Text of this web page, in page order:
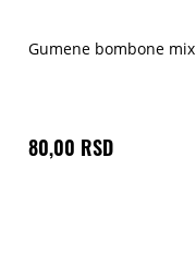
Gumene bombone
80,00 RSD